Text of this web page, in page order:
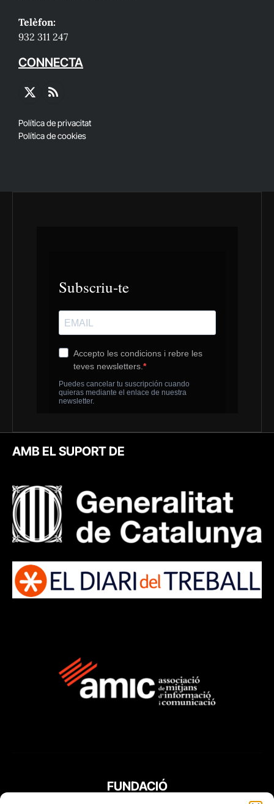
Telèfon:
932 311 247
CONNECTA
X
RSS
Política de privacitat
Política de cookies
AMB EL SUPORT DE
FUNDACIÓ